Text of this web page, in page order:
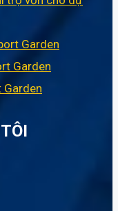
Garden
Garden